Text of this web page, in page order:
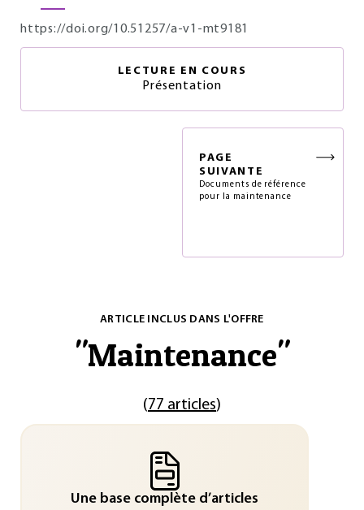
https://doi.org/10.51257/a-v1-mt9181
LECTURE EN COURS
Présentation
PAGE
SUIVANTE
Documents de référence
pour la maintenance
ARTICLE INCLUS DANS L'OFFRE
"Maintenance"
(77 articles)
Une base complète d’articles